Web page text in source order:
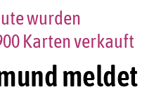
meldet
wurden
Karten verkauft